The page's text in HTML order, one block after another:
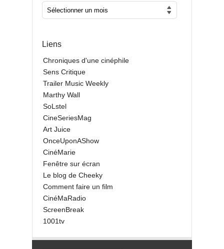
Liens
Chroniques d'une cinéphile
Sens Critique
Trailer Music Weekly
Marthy Wall
SoLstel
CineSeriesMag
Art Juice
OnceUponAShow
CinéMarie
Fenêtre sur écran
Le blog de Cheeky
Comment faire un film
CinéMaRadio
ScreenBreak
1001tv